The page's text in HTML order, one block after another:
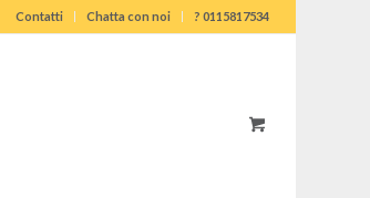
Contatti Chatta con noi ? 0115817534